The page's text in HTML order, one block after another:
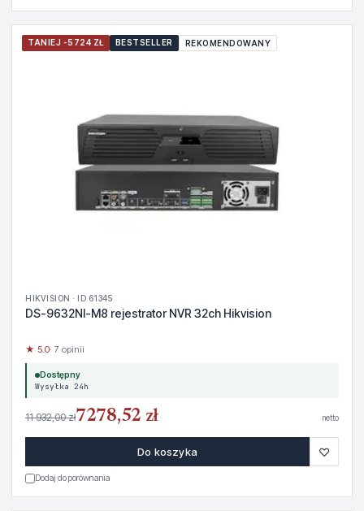
TANIEJ -5724 ZŁ BESTSELLER REKOMENDOWANY
HIKVISION · ID 61345
DS-9632NI-M8 rejestrator NVR 32ch Hikvision
★ 5.0· 7 opinii
Dostępny
Wysyłka 24h
11 932,00 zł7278,52 zł netto
Do koszyka ♡
Dodaj do porównania